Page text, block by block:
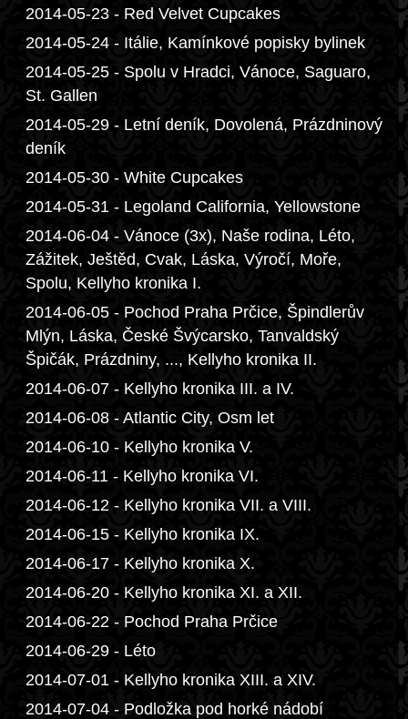
2014-05-23 - Red Velvet Cupcakes
2014-05-24 - Itálie, Kamínkové popisky bylinek
2014-05-25 - Spolu v Hradci, Vánoce, Saguaro,
St. Gallen
2014-05-29 - Letní deník, Dovolená, Prázdninový
deník
2014-05-30 - White Cupcakes
2014-05-31 - Legoland California, Yellowstone
2014-06-04 - Vánoce (3x), Naše rodina, Léto,
Zážitek, Ještěd, Cvak, Láska, Výročí, Moře,
Spolu, Kellyho kronika I.
2014-06-05 - Pochod Praha Prčice, Špindlerův
Mlýn, Láska, České Švýcarsko, Tanvaldský
Špičák, Prázdniny, ..., Kellyho kronika II.
2014-06-07 - Kellyho kronika III. a IV.
2014-06-08 - Atlantic City, Osm let
2014-06-10 - Kellyho kronika V.
2014-06-11 - Kellyho kronika VI.
2014-06-12 - Kellyho kronika VII. a VIII.
2014-06-15 - Kellyho kronika IX.
2014-06-17 - Kellyho kronika X.
2014-06-20 - Kellyho kronika XI. a XII.
2014-06-22 - Pochod Praha Prčice
2014-06-29 - Léto
2014-07-01 - Kellyho kronika XIII. a XIV.
2014-07-04 - Podložka pod horké nádobí